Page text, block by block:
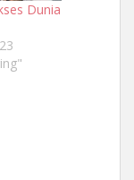
Dunia